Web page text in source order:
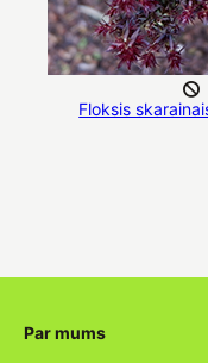
Floksis
Par mums